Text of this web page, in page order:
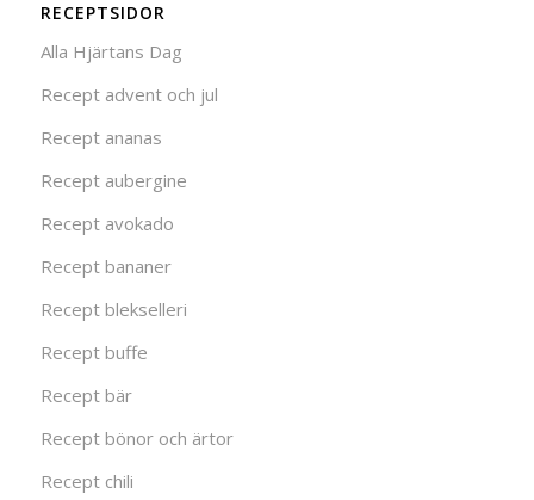
RECEPTSIDOR
Alla Hjärtans Dag
Recept advent och jul
Recept ananas
Recept aubergine
Recept avokado
Recept bananer
Recept blekselleri
Recept buffe
Recept bär
Recept bönor och ärtor
Recept chili